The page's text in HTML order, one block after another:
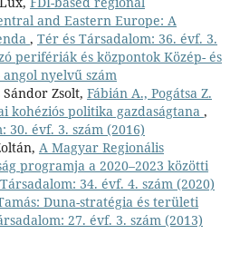
and Eastern Europe: A
, Tér és Társadalom: 36. évf. 3.
perifériák és központok Közép- és
nyelvű szám
Zsolt, Fábián A., Pogátsa Z.
kohéziós politika gazdaságtana ,
30. évf. 3. szám (2016)
A Magyar Regionális
programja a 2020–2023 közötti
34. évf. 4. szám (2020)
Duna-stratégia és területi
27. évf. 3. szám (2013)